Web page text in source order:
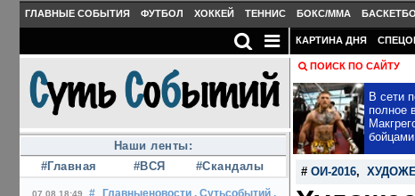
ГЛАВНЫЕ СОБЫТИЯ ФУТБОЛ ХОККЕЙ ТЕННИС БОКС/MMA
Наши ленты:
#Главная
#ВСЯ #Скандалы
07.08 18:49 # Главныеновости , Сутьсобытий ,
КАРТИНА ДНЯ
ПОИСК ПО САЙТУ
В сети
полное
# ОИ-2016,